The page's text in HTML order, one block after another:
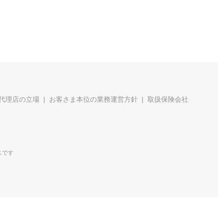
理店の立場 お客さま本位の業務運営方針 取扱保険会社
です